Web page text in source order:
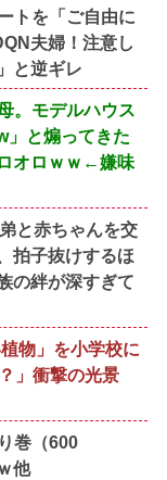
トを「ご自由に
夫婦！注意し
と逆ギレ
。モデルハウス
」と煽ってきた
オロｗｗ←嫌味
と赤ちゃんを交
拍子抜けするほ
の絆が深すぎて
物」を小学校に
」衝撃の光景
巻（600
他